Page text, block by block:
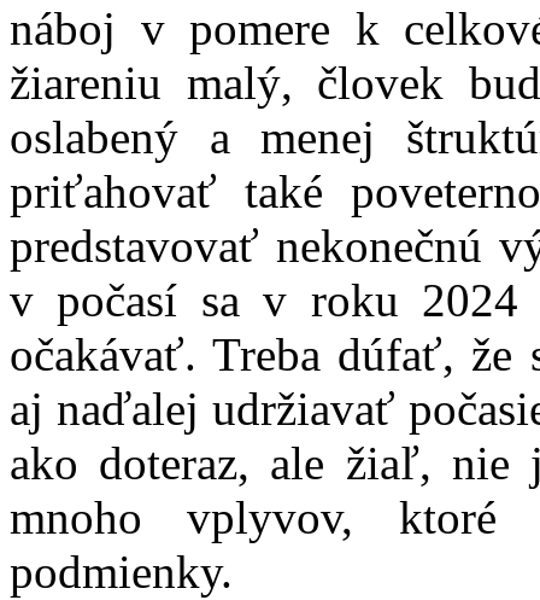
náboj v pomere k
žiareniu malý, človek
oslabený a menej
priťahovať také
predstavovať nekonečnú
v počasí sa v roku 2024
očakávať. Treba dúfať, že
aj naďalej udržiavať
ako doteraz, ale žiaľ, nie
mnoho vplyvov, ktoré
podmienky.